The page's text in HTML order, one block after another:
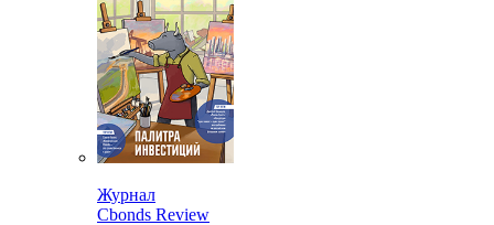
Журнал
Cbonds Review